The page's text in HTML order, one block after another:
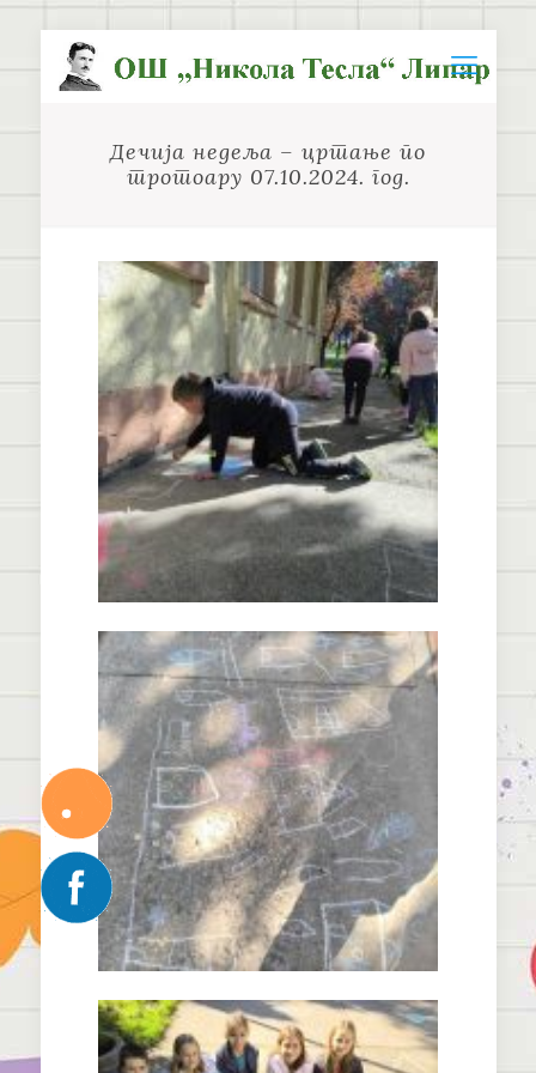
Дечија недеља – цртање по
тротоару 07.10.2024. год.